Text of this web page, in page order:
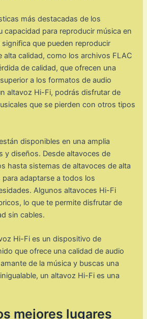
más destacadas de los
capacidad para reproducir música en
que pueden reproducir
alta calidad, como los archivos FLAC
de calidad, que ofrecen una
a los formatos de audio
altavoz Hi-Fi, podrás disfrutar de
que se pierden con otros tipos
disponibles en una amplia
y diseños. Desde altavoces de
hasta sistemas de altavoces de alta
adaptarse a todos los
Algunos altavoces Hi-Fi
lo que te permite disfrutar de
sin cables.
Hi-Fi es un dispositivo de
que ofrece una calidad de audio
de la música y buscas una
un altavoz Hi-Fi es una
mejores lugares